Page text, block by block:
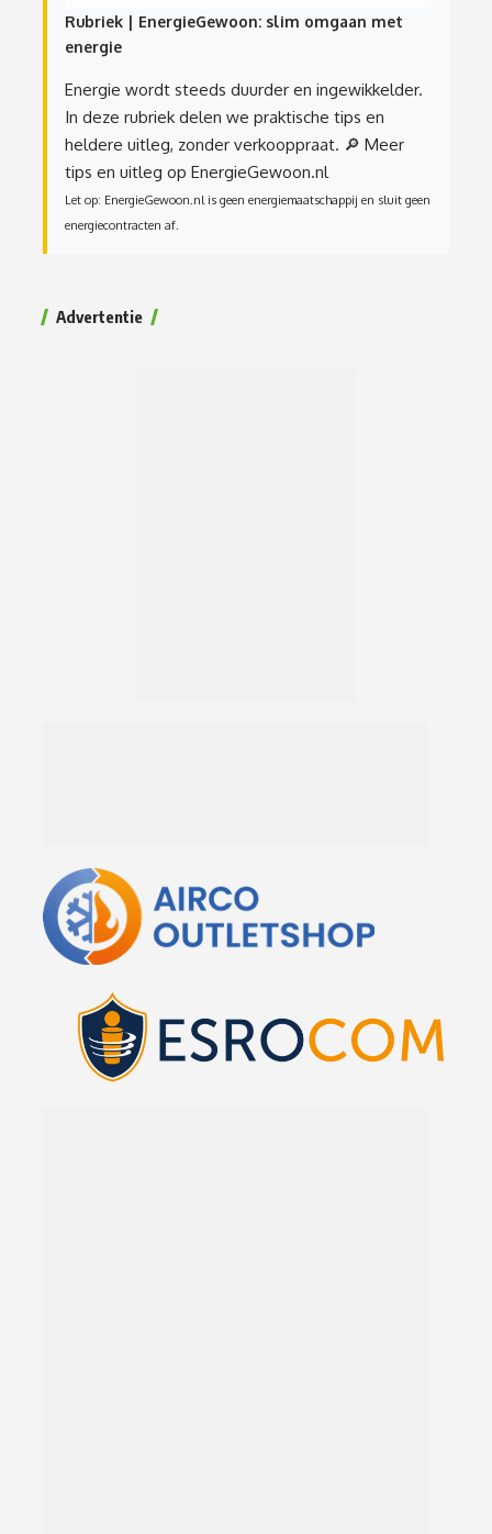
Rubriek | EnergieGewoon: slim omgaan met
energie
Energie wordt steeds duurder en ingewikkelder.
In deze rubriek delen we praktische tips en
heldere uitleg, zonder verkooppraat. 🔎 Meer
tips en uitleg op EnergieGewoon.nl
Let op: EnergieGewoon.nl is geen energiemaatschappij en sluit geen
energiecontracten af.
Advertentie